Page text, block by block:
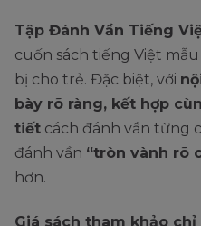
Tập Đánh Vần Tiếng
cuốn sách tiếng Việt
bị cho trẻ. Đặc biệt, với
bày rõ ràng, kết hợp
tiết cách đánh vần từng
đánh vần “tròn vành rõ
hơn.
Giá sách tham khảo chỉ